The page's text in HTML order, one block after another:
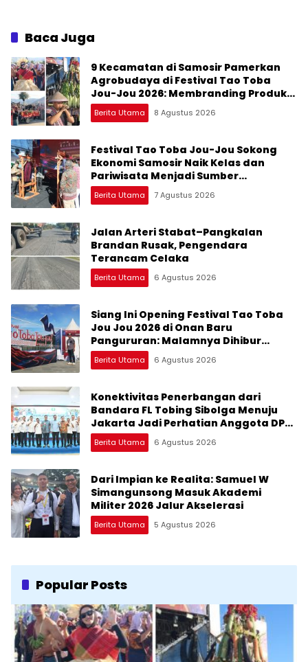
DPR RI Muhammad Lokot
Nasution
Baca Juga
9 Kecamatan di Samosir Pamerkan
Agrobudaya di Festival Tao Toba
Jou-Jou 2026: Membranding Produk
Lokal agar Terkenal
Berita Utama 8 Agustus 2026
Festival Tao Toba Jou-Jou Sokong
Ekonomi Samosir Naik Kelas dan
Pariwisata Menjadi Sumber
Pertumbuhan Ekonomi Baru
Berita Utama 7 Agustus 2026
Jalan Arteri Stabat–Pangkalan
Brandan Rusak, Pengendara
Terancam Celaka
Berita Utama 6 Agustus 2026
Siang Ini Opening Festival Tao Toba
Jou Jou 2026 di Onan Baru
Pangururan: Malamnya Dihibur
Marsada Band
Berita Utama 6 Agustus 2026
Konektivitas Penerbangan dari
Bandara FL Tobing Sibolga Menuju
Jakarta Jadi Perhatian Anggota DPR
RI Muhammad Lokot Nasution
Berita Utama 6 Agustus 2026
Dari Impian ke Realita: Samuel W
Simangunsong Masuk Akademi
Militer 2026 Jalur Akselerasi
Berita Utama 5 Agustus 2026
Popular Posts